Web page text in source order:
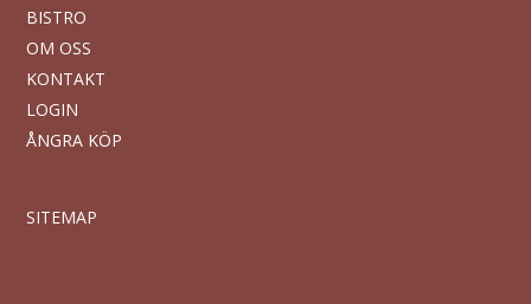
BISTRO
OM OSS
KONTAKT
LOGIN
ÅNGRA KÖP
SITEMAP